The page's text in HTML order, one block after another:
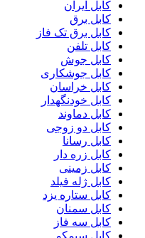
کابل ایران
کابل برق
کابل برق تک فاز
کابل تلفن
کابل جوش
کابل جوشکاری
کابل خراسان
کابل خودنگهدار
کابل دماوند
کابل دو زوجی
کابل رسانا
کابل زره دار
کابل زمینی
کابل ژله فیلد
کابل ستاره یزد
کابل سمنان
کابل سه فاز